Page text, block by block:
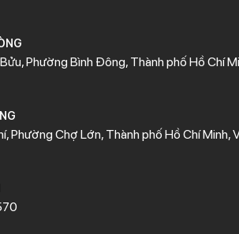
Phường Bình Đông, Thành phố Hồ Chí
Phường Chợ Lớn, Thành phố Hồ Chí Minh,